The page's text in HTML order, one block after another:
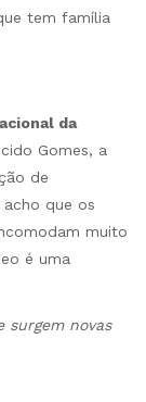
tem família
da
Gomes, a
de
que os
muito
é uma
surgem novas